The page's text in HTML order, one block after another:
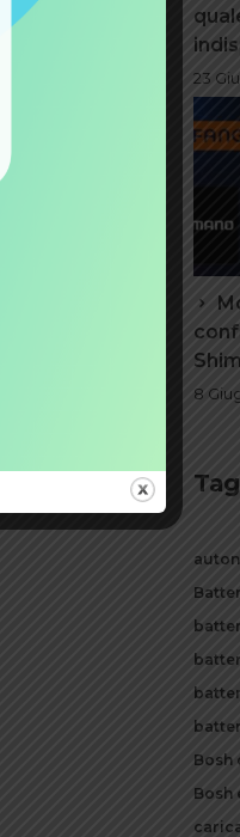
il design
al
quando
23
8
Tag
Bosh
Bosh